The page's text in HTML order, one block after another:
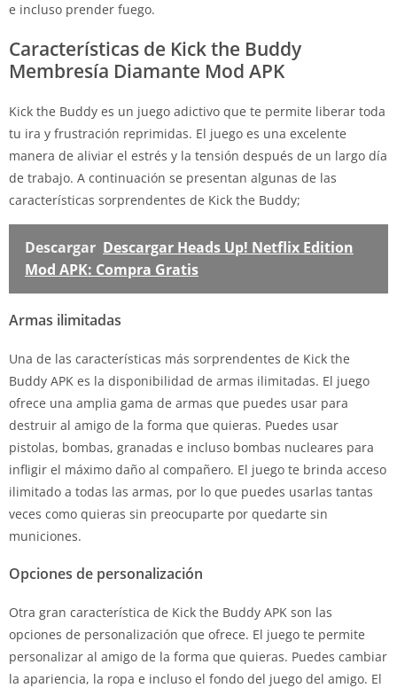
e incluso prender fuego.
Características de Kick the Buddy
Membresía Diamante Mod APK
Kick the Buddy es un juego adictivo que te permite liberar toda
tu ira y frustración reprimidas. El juego es una excelente
manera de aliviar el estrés y la tensión después de un largo día
de trabajo. A continuación se presentan algunas de las
características sorprendentes de Kick the Buddy;
Descargar Descargar Heads Up! Netflix Edition
Mod APK: Compra Gratis
Armas ilimitadas
Una de las características más sorprendentes de Kick the
Buddy APK es la disponibilidad de armas ilimitadas. El juego
ofrece una amplia gama de armas que puedes usar para
destruir al amigo de la forma que quieras. Puedes usar
pistolas, bombas, granadas e incluso bombas nucleares para
infligir el máximo daño al compañero. El juego te brinda acceso
ilimitado a todas las armas, por lo que puedes usarlas tantas
veces como quieras sin preocuparte por quedarte sin
municiones.
Opciones de personalización
Otra gran característica de Kick the Buddy APK son las
opciones de personalización que ofrece. El juego te permite
personalizar al amigo de la forma que quieras. Puedes cambiar
la apariencia, la ropa e incluso el fondo del juego del amigo. El